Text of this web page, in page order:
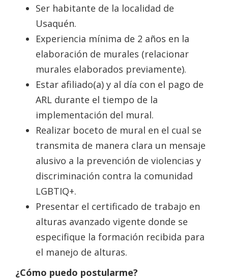
Ser habitante de la localidad de
Usaquén.
Experiencia mínima de 2 años en la
elaboración de murales (relacionar
murales elaborados previamente).
Estar afiliado(a) y al día con el pago de
ARL durante el tiempo de la
implementación del mural.
Realizar boceto de mural en el cual se
transmita de manera clara un mensaje
alusivo a la prevención de violencias y
discriminación contra la comunidad
LGBTIQ+.
Presentar el certificado de trabajo en
alturas avanzado vigente donde se
especifique la formación recibida para
el manejo de alturas.
¿Cómo puedo postularme?